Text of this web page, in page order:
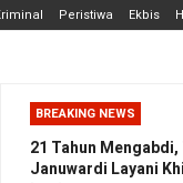
Peristiwa Ekbis
BREAKING NEWS
21 Tahun
Januwardi Layani